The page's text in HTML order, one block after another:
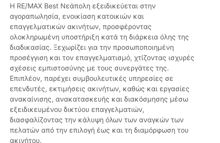
Η RE/MAX Best Νεάπολη εξειδικεύεται στην
αγοραπωλησία, ενοικίαση κατοικιών και
επαγγελματικών ακινήτων, προσφέροντας
ολοκληρωμένη υποστήριξη κατά τη διάρκεια όλης της
διαδικασίας. Ξεχωρίζει για την προσωποποιημένη
προσέγγιση και τον επαγγελματισμό, χτίζοντας ισχυρές
σχέσεις εμπιστοσύνης με τους συνεργάτες της.
Επιπλέον, παρέχει συμβουλευτικές υπηρεσίες σε
επενδυτές, εκτιμήσεις ακινήτων, καθώς και εργασίες
ανακαίνισης, ανακατασκευής και διακόσμησης μέσω
εξειδικευμένου δικτύου επαγγελματιών,
διασφαλίζοντας την κάλυψη όλων των αναγκών των
πελατών από την επιλογή έως και τη διαμόρφωση του
ακινήτου.